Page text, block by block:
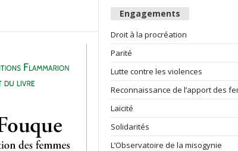
Engagements
Droit à la procréation
Parité
Lutte contre les violences
Reconnaissance de l’apport des
Laïcité
Solidarités
L’Observatoire de la misogynie